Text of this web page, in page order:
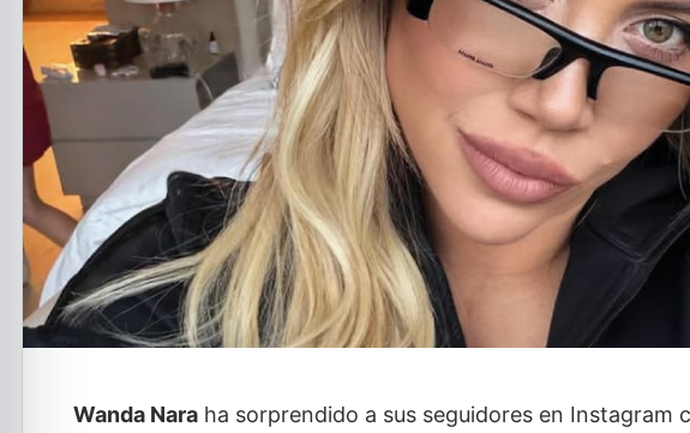
Wanda Nara ha sorprendido a sus seguidores en Instagram